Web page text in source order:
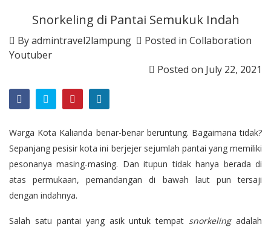
Snorkeling di Pantai Semukuk Indah
Byadmintravel2lampung Posted in Collaboration
Youtuber
Posted on July 22, 2021
Warga Kota Kalianda benar-benar beruntung. Bagaimana tidak?
Sepanjang pesisir kota ini berjejer sejumlah pantai yang memiliki
pesonanya masing-masing. Dan itupun tidak hanya berada di
atas permukaan, pemandangan di bawah laut pun tersaji
dengan indahnya.
Salah satu pantai yang asik untuk tempat snorkelingadalah